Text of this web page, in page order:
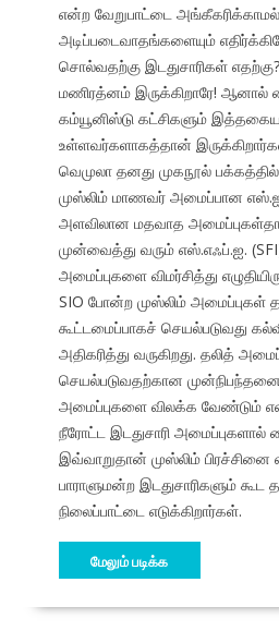
என்ற வேறுபாட்டை
அடிப்படைவாதங்களையும்
சொல்வதற்கு இடதுசாரிகள்
மணிரத்னம் இருக்கிறாரே! ஆனால்
கம்யூனிஸ்டு கட்சிகளும் இத்தகைய
உள்ளவர்களாகத்தான்
வெமுலா தனது முகநூல் பக்கத்தில்
முஸ்லிம் மாணவர் அமைப்பான
அளவிலான மதவாத
முன்வைத்து வரும் எஸ்.எஃப்.ஐ.
அமைப்புகளை விமர்சித்து
SIO போன்ற முஸ்லிம் அமைப்புகள்
கூட்டமைப்பாகச் செயல்படுவது
அதிகரித்து வருகிறது. தலித்
செயல்படுவதற்கான
அமைப்புகளை விலக்க வேண்டும்
நீரோட்ட இடதுசாரி அமைப்புகளால்
இவ்வாறுதான் முஸ்லிம் பிரச்சினை
பாராளுமன்ற இடதுசாரிகளும் கூட
நிலைப்பாட்டை எடுக்கிறார்கள்.
மேலும் படிக்க